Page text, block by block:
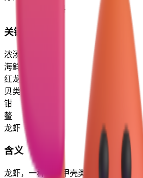
食物与饮料
关键词
浓汤
海鲜
红龙虾
贝类浓汤
钳
鳌
龙虾
含义
龙虾，一种大型甲壳类动物，具有显